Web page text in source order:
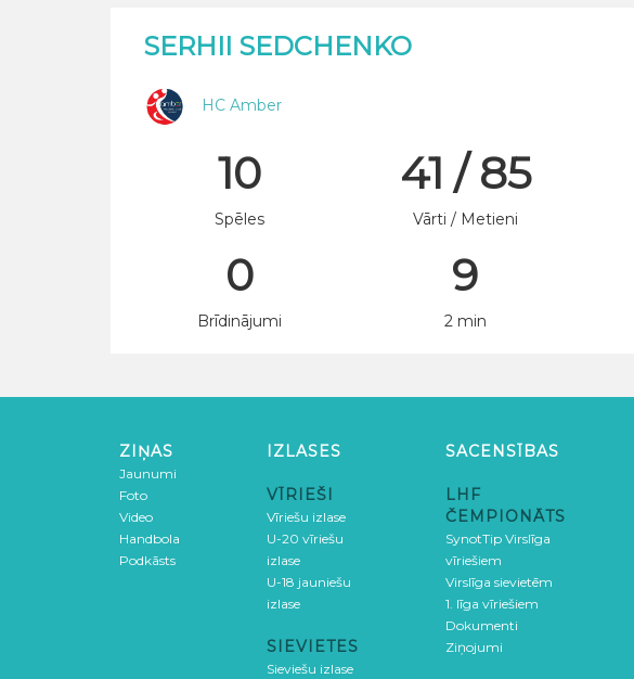
SERHII SEDCHENKO
HC Amber
10
Spēles
41 / 85
Vārti / Metieni
0
Brīdinājumi
9
2 min
ZIŅAS
Jaunumi
Foto
Video
Handbola
Podkāsts
IZLASES
VĪRIEŠI
Vīriešu izlase
U-20 vīriešu
izlase
U-18 jauniešu
izlase
SIEVIETES
Sieviešu izlase
SACENSĪBAS
LHF
ČEMPIONĀTS
SynotTip Virslīga
vīriešiem
Virslīga sievietēm
1. līga vīriešiem
Dokumenti
Ziņojumi